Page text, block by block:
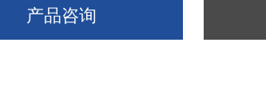
产品咨询